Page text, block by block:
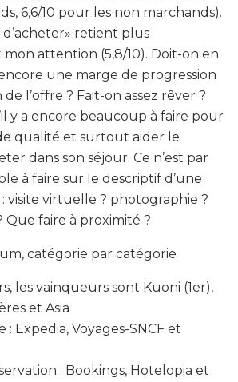
6,6/10 pour les non marchands).
d’acheter» retient plus
attention (5,8/10). Doit-on en
une marge de progression
l’offre ? Fait-on assez rêver ?
y a encore beaucoup à faire pour
qualité et surtout aider le
dans son séjour. Ce n’est par
à faire sur le descriptif d’une
visite virtuelle ? photographie ?
faire à proximité ?
catégorie par catégorie
les vainqueurs sont Kuoni (1er),
et Asia
Expedia, Voyages-SNCF et
: Bookings, Hotelopia et